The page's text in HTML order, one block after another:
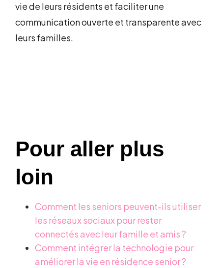
vie de leurs résidents et faciliter une
communication ouverte et transparente avec
leurs familles.
Pour aller plus
loin
Comment les seniors peuvent-ils utiliser
les réseaux sociaux pour rester
connectés avec leur famille et amis ?
Comment intégrer la technologie pour
améliorer la vie en résidence senior ?